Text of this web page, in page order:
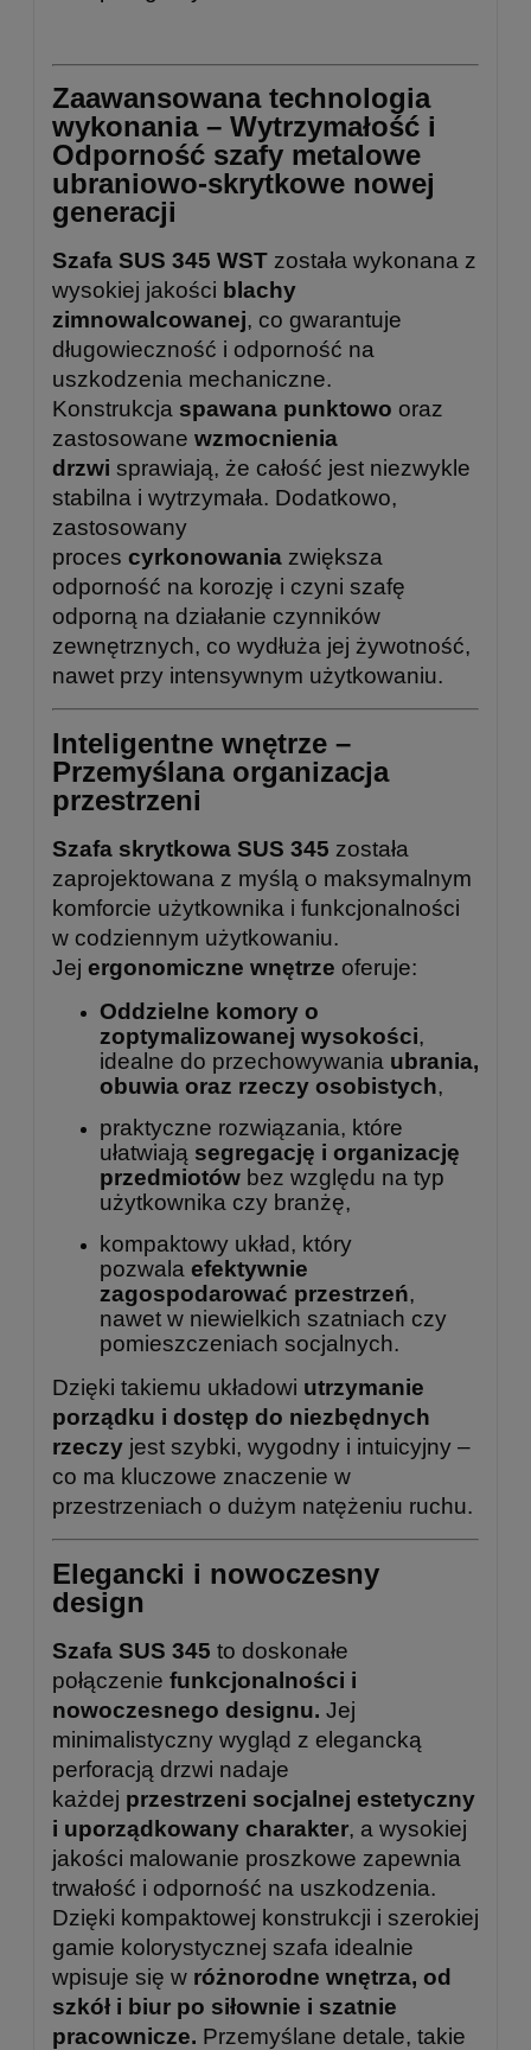
Zaawansowana technologia
wykonania – Wytrzymałość i
Odporność szafy metalowe
ubraniowo-skrytkowe nowej
generacji
Szafa SUS 345 WST została wykonana z
wysokiej jakości blachy
zimnowalcowanej, co gwarantuje
długowieczność i odporność na
uszkodzenia mechaniczne.
Konstrukcja spawana punktowo oraz
zastosowane wzmocnienia
drzwi sprawiają, że całość jest niezwykle
stabilna i wytrzymała. Dodatkowo,
zastosowany
proces cyrkonowania zwiększa
odporność na korozję i czyni szafę
odporną na działanie czynników
zewnętrznych, co wydłuża jej żywotność,
nawet przy intensywnym użytkowaniu.
Inteligentne wnętrze –
Przemyślana organizacja
przestrzeni
Szafa skrytkowa SUS 345 została
zaprojektowana z myślą o maksymalnym
komforcie użytkownika i funkcjonalności
w codziennym użytkowaniu.
Jej ergonomiczne wnętrze oferuje:
Oddzielne komory o
zoptymalizowanej wysokości,
idealne do przechowywania ubrania,
obuwia oraz rzeczy osobistych,
praktyczne rozwiązania, które
ułatwiają segregację i organizację
przedmiotów bez względu na typ
użytkownika czy branżę,
kompaktowy układ, który
pozwala efektywnie
zagospodarować przestrzeń,
nawet w niewielkich szatniach czy
pomieszczeniach socjalnych.
Dzięki takiemu układowi utrzymanie
porządku i dostęp do niezbędnych
rzeczy jest szybki, wygodny i intuicyjny –
co ma kluczowe znaczenie w
przestrzeniach o dużym natężeniu ruchu.
Elegancki i nowoczesny
design
Szafa SUS 345 to doskonałe
połączenie funkcjonalności i
nowoczesnego designu. Jej
minimalistyczny wygląd z elegancką
perforacją drzwi nadaje
każdej przestrzeni socjalnej estetyczny
i uporządkowany charakter, a wysokiej
jakości malowanie proszkowe zapewnia
trwałość i odporność na uszkodzenia.
Dzięki kompaktowej konstrukcji i szerokiej
gamie kolorystycznej szafa idealnie
wpisuje się w różnorodne wnętrza, od
szkół i biur po siłownie i szatnie
pracownicze. Przemyślane detale, takie